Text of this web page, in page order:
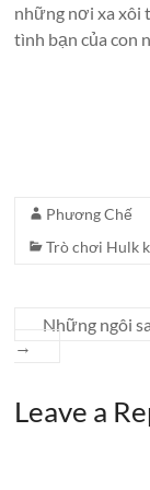
những nơi xa xôi
tình bạn của con
Phương Chế
Trò chơi Hulk
Những ngôi
→
Leave a